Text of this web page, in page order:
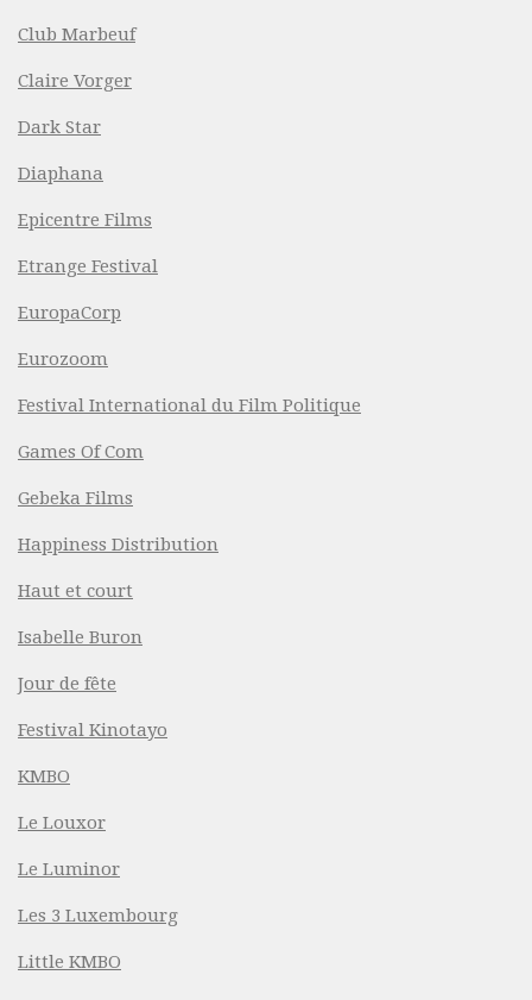
Club Marbeuf
Claire Vorger
Dark Star
Diaphana
Epicentre Films
Etrange Festival
EuropaCorp
Eurozoom
Festival International du Film Politique
Games Of Com
Gebeka Films
Happiness Distribution
Haut et court
Isabelle Buron
Jour de fête
Festival Kinotayo
KMBO
Le Louxor
Le Luminor
Les 3 Luxembourg
Little KMBO